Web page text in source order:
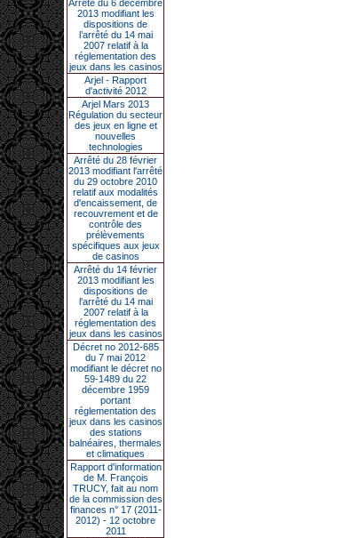
Arrêté du 6 décembre
2013 modifiant les
dispositions de
l’arrêté du 14 mai
2007 relatif à la
réglementation des
jeux dans les casinos
Arjel - Rapport
d'activité 2012
Arjel Mars 2013
Régulation du secteur
des jeux en ligne et
nouvelles
technologies
Arrêté du 28 février
2013 modifiant l'arrêté
du 29 octobre 2010
relatif aux modalités
d'encaissement, de
recouvrement et de
contrôle des
prélèvements
spécifiques aux jeux
de casinos
Arrêté du 14 février
2013 modifiant les
dispositions de
l'arrêté du 14 mai
2007 relatif à la
réglementation des
jeux dans les casinos
Décret no 2012-685
du 7 mai 2012
modifiant le décret no
59-1489 du 22
décembre 1959
portant
réglementation des
jeux dans les casinos
des stations
balnéaires, thermales
et climatiques
Rapport d'information
de M. François
TRUCY, fait au nom
de la commission des
finances n° 17 (2011-
2012) - 12 octobre
2011